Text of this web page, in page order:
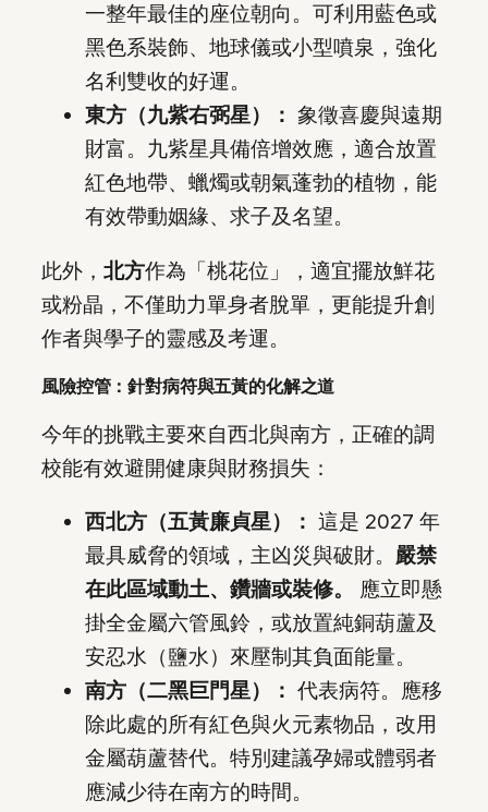
一整年最佳的座位朝向。可利用藍色或
黑色系裝飾、地球儀或小型噴泉，強化
名利雙收的好運。
東方（九紫右弼星）： 象徵喜慶與遠期
財富。九紫星具備倍增效應，適合放置
紅色地帶、蠟燭或朝氣蓬勃的植物，能
有效帶動姻緣、求子及名望。
此外， 北方作為「桃花位」，適宜擺放鮮花
或粉晶，不僅助力單身者脫單，更能提升創
作者與學子的靈感及考運。
風險控管：針對病符與五黃的化解之道
今年的挑戰主要來自西北與南方，正確的調
校能有效避開健康與財務損失：
西北方（五黃廉貞星）： 這是 2027 年
最具威脅的領域，主凶災與破財。 嚴禁
在此區域動土、鑽牆或裝修。
應立即懸
掛全金屬六管風鈴，或放置純銅葫蘆及
安忍水（鹽水）來壓制其負面能量。
南方（二黑巨門星）： 代表病符。應移
除此處的所有紅色與火元素物品，改用
金屬葫蘆替代。特別建議孕婦或體弱者
應減少待在南方的時間。